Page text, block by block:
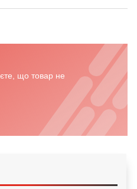
що товар не